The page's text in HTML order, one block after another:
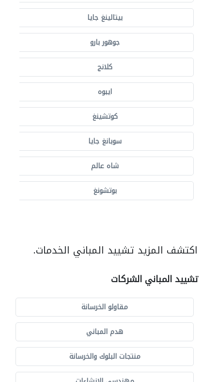
بيتالينغ جايا
جوهور بارو
كلانج
ايبوه
كوتشينغ
سوبانغ جايا
شاه عالم
بوتشونغ
اكتشف المزيد تشييد المباني الخدمات.
تشييد المباني الشركات
مقاولو الخرسانة
هدم المباني
منتجات البلوك والخرسانة